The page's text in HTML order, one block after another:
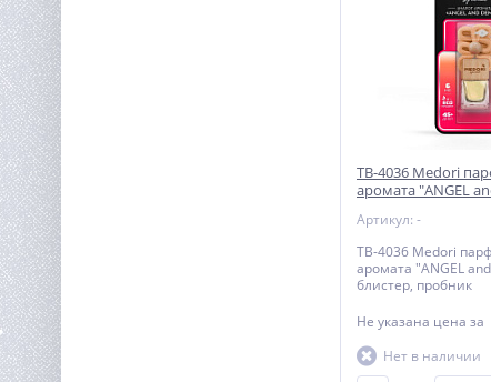
TB-4036 Medori
аромата "ANGEL
Артикул: -
TB-4036 Medori
аромата "ANGEL
блистер, пробник
Не указана цена за
Нет в наличии